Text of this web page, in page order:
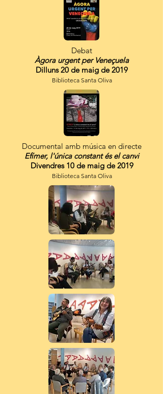
Debat
Àgora urgent per Veneçuela
Dilluns 20 de maig de 2019
Biblioteca Santa Oliva
Documental amb música en directe
Efímer, l'única constant és el canvi
Divendres 10 de maig de 2019
Biblioteca Santa Oliva